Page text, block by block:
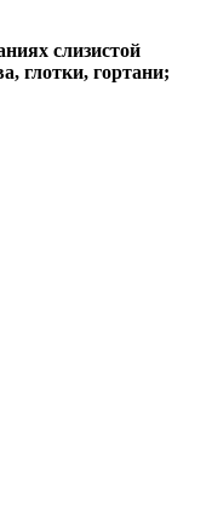
слизистой
глотки, гортани;